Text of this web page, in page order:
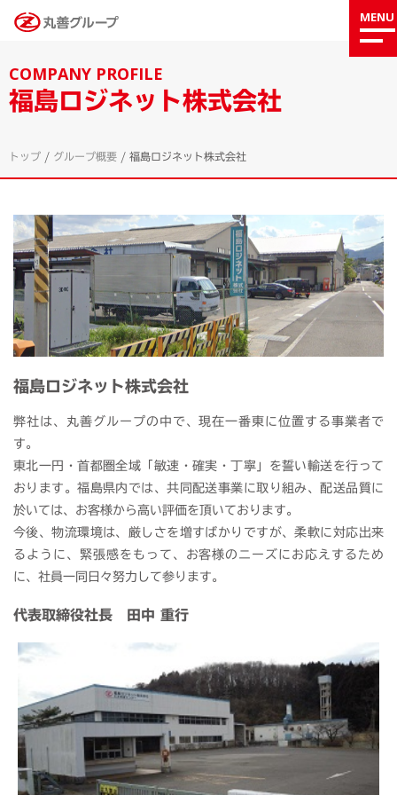
MENU
COMPANY PROFILE
福島ロジネット株式会社
トップ / グループ概要 / 福島ロジネット株式会社
福島ロジネット株式会社
弊社は、丸善グループの中で、現在一番東に位置する事業者で
す。
東北一円・首都圏全域「敏速・確実・丁寧」を誓い輸送を行って
おります。福島県内では、共同配送事業に取り組み、配送品質に
於いては、お客様から高い評価を頂いております。
今後、物流環境は、厳しさを増すばかりですが、柔軟に対応出来
るように、緊張感をもって、お客様のニーズにお応えするため
に、社員一同日々努力して参ります。
代表取締役社長 田中 重行